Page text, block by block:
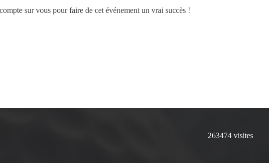
sur vous pour faire de cet événement un vrai succès !
263474 visites